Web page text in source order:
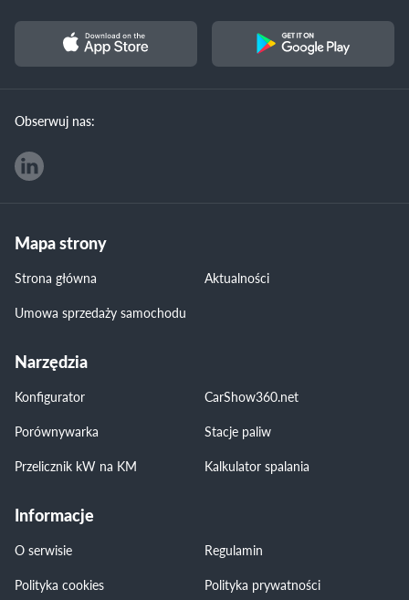
Obserwuj nas:
Mapa strony
Strona główna
Aktualności
Umowa sprzedaży samochodu
Narzędzia
Konfigurator
CarShow360.net
Porównywarka
Stacje paliw
Przelicznik kW na KM
Kalkulator spalania
Informacje
O serwisie
Regulamin
Polityka cookies
Polityka prywatności